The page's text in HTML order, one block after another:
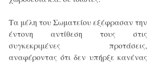
Τα μέλη του Σωματείου εξέφρασαν την
έντονη αντίθεση τους στις
συγκεκριμένες προτάσεις,
αναφέροντας ότι δεν υπήρξε κανένας